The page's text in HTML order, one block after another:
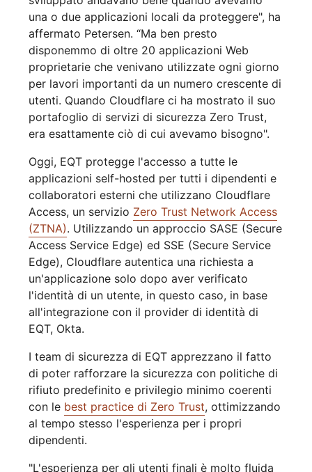
una o due applicazioni locali da proteggere", ha
affermato Petersen. “Ma ben presto
disponemmo di oltre 20 applicazioni Web
proprietarie che venivano utilizzate ogni giorno
per lavori importanti da un numero crescente di
utenti. Quando Cloudflare ci ha mostrato il suo
portafoglio di servizi di sicurezza Zero Trust,
era esattamente ciò di cui avevamo bisogno".
Oggi, EQT protegge l'accesso a tutte le
applicazioni self-hosted per tutti i dipendenti e
collaboratori esterni che utilizzano Cloudflare
Access, un servizio Zero Trust Network Access
(ZTNA). Utilizzando un approccio SASE (Secure
Access Service Edge) ed SSE (Secure Service
Edge), Cloudflare autentica una richiesta a
un'applicazione solo dopo aver verificato
l'identità di un utente, in questo caso, in base
all'integrazione con il provider di identità di
EQT, Okta.
I team di sicurezza di EQT apprezzano il fatto
di poter rafforzare la sicurezza con politiche di
rifiuto predefinito e privilegio minimo coerenti
con le best practice di Zero Trust, ottimizzando
al tempo stesso l'esperienza per i propri
dipendenti.
"L'esperienza per gli utenti finali è molto fluida